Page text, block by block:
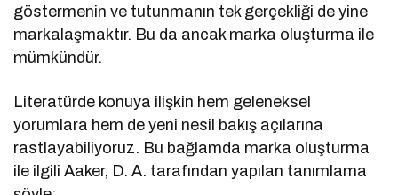
göstermenin ve tutunmanın tek gerçekliği de yine
markalaşmaktır. Bu da ancak marka oluşturma ile
mümkündür.
Literatürde konuya ilişkin hem geleneksel
yorumlara hem de yeni nesil bakış açılarına
rastlayabiliyoruz. Bu bağlamda marka oluşturma
ile ilgili Aaker, D. A. tarafından yapılan tanımlama